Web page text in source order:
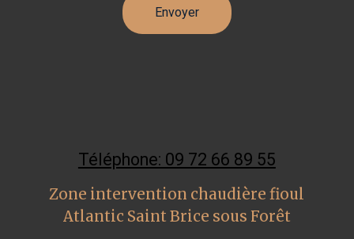
Téléphone: 09 72 66 89 55
Zone intervention chaudière fioul
Atlantic Saint Brice sous Forêt